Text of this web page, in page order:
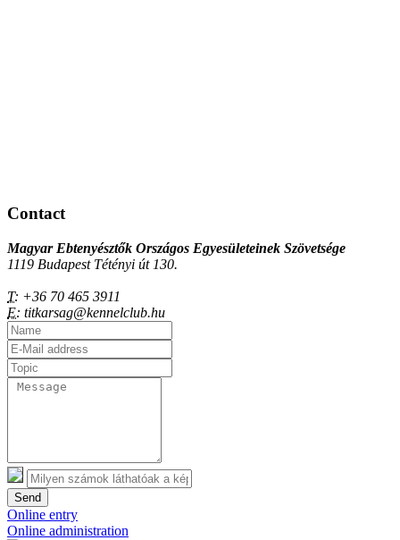
Contact
Magyar Ebtenyésztők Országos Egyesületeinek Szövetsége
1119 Budapest Tétényi út 130.
T: +36 70 465 3911
E: titkarsag@kennelclub.hu
Send
Online entry
Online administration